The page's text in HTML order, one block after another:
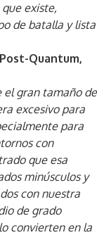
existe,
de batalla y lista
Quantum,
el gran tamaño de
excesivo para
para
con
que esa
minúsculos y
con nuestra
de grado
convierten en la